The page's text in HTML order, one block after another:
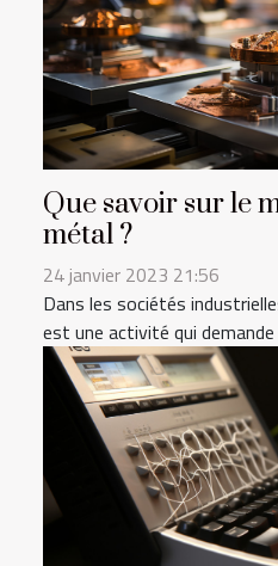
Que savoir sur le
métal ?
24 janvier 2023 21:56
Dans les sociétés
est une activité qui demande